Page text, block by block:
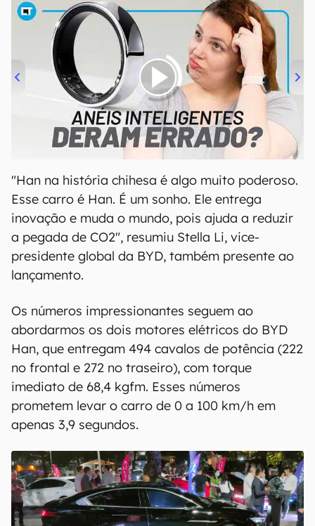
00:00/21:11
"Han na história chihesa é algo muito poderoso.
Esse carro é Han. É um sonho. Ele entrega
inovação e muda o mundo, pois ajuda a reduzir
a pegada de CO2", resumiu Stella Li, vice-
presidente global da BYD, também presente ao
lançamento.
Os números impressionantes seguem ao
abordarmos os dois motores elétricos do BYD
Han, que entregam 494 cavalos de potência (222
no frontal e 272 no traseiro), com torque
imediato de 68,4 kgfm. Esses números
prometem levar o carro de 0 a 100 km/h em
apenas 3,9 segundos.